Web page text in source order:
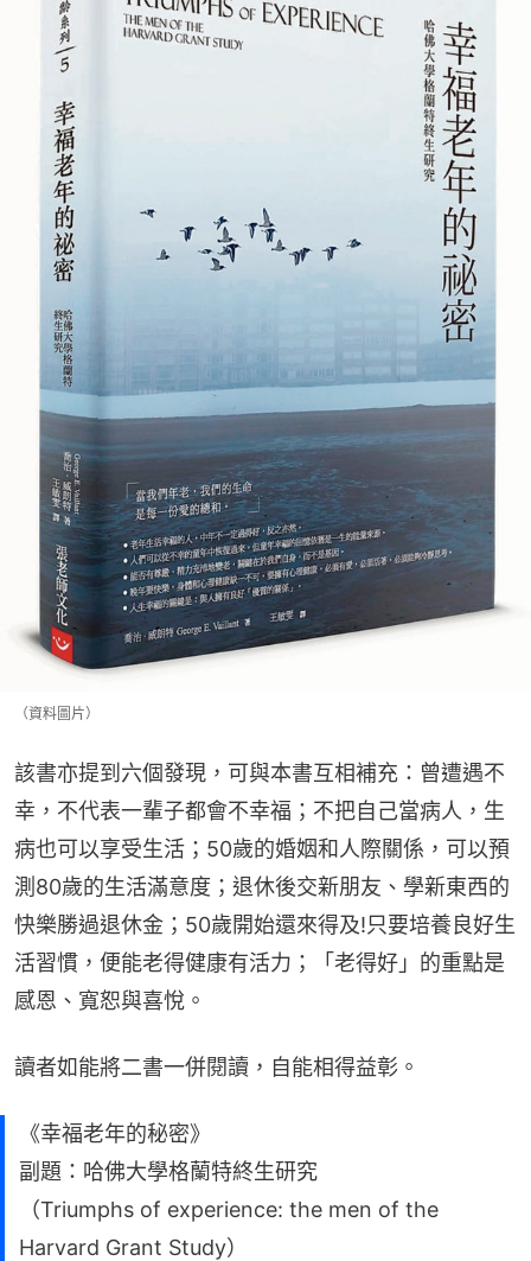
（資料圖片）
該書亦提到六個發現，可與本書互相補充：曾遭遇不
幸，不代表一輩子都會不幸福；不把自己當病人，生
病也可以享受生活；50歲的婚姻和人際關係，可以預
測80歲的生活滿意度；退休後交新朋友、學新東西的
快樂勝過退休金；50歲開始還來得及!只要培養良好生
活習慣，便能老得健康有活力；「老得好」的重點是
感恩、寬恕與喜悅。
讀者如能將二書一併閱讀，自能相得益彰。
《幸福老年的秘密》
副題：哈佛大學格蘭特終生研究
（Triumphs of experience: the men of the
Harvard Grant Study）